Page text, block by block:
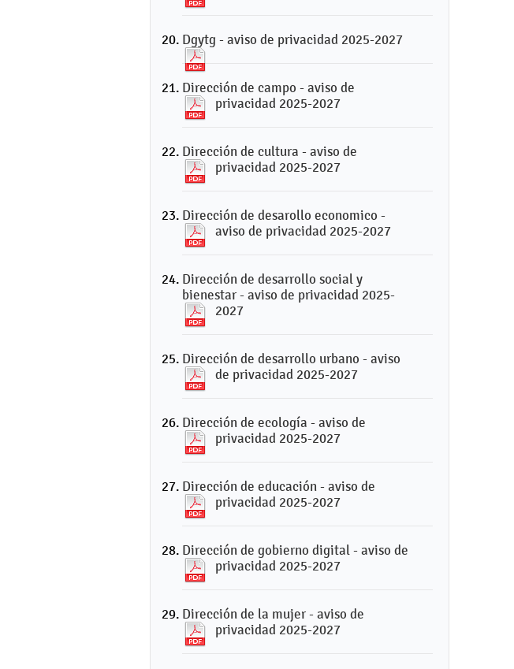
Dgytg - aviso de privacidad 2025-2027
Dirección de campo - aviso de
privacidad 2025-2027
Dirección de cultura - aviso de
privacidad 2025-2027
Dirección de desarollo economico -
aviso de privacidad 2025-2027
Dirección de desarrollo social y
bienestar - aviso de privacidad 2025-
2027
Dirección de desarrollo urbano - aviso
de privacidad 2025-2027
Dirección de ecología - aviso de
privacidad 2025-2027
Dirección de educación - aviso de
privacidad 2025-2027
Dirección de gobierno digital - aviso de
privacidad 2025-2027
Dirección de la mujer - aviso de
privacidad 2025-2027